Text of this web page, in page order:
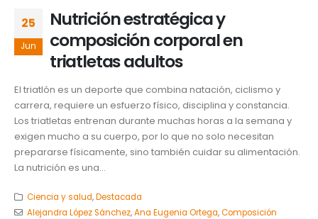
25
Jun
Nutrición estratégica y
composición corporal en
triatletas adultos
El triatlón es un deporte que combina natación, ciclismo y
carrera, requiere un esfuerzo físico, disciplina y constancia.
Los triatletas entrenan durante muchas horas a la semana y
exigen mucho a su cuerpo, por lo que no solo necesitan
prepararse físicamente, sino también cuidar su alimentación.
La nutrición es una...
Ciencia y salud,Destacada
Alejandra López Sánchez,Ana Eugenia Ortega,Composición